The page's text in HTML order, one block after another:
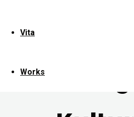
Vita
Works